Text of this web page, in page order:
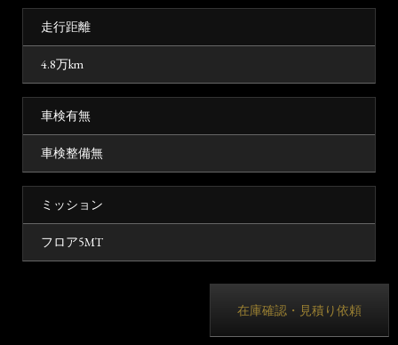
走行距離
4.8万km
車検有無
車検整備無
ミッション
フロア5MT
在庫確認・見積り依頼